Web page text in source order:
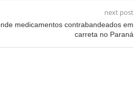
next post
medicamentos contrabandeados em
carreta no Paraná